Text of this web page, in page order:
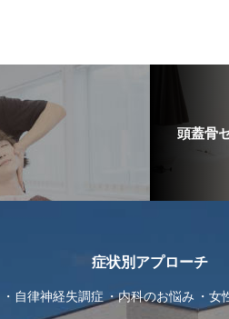
頭蓋骨
症状別アプローチ
自律神経失調症 内科のお悩み 女